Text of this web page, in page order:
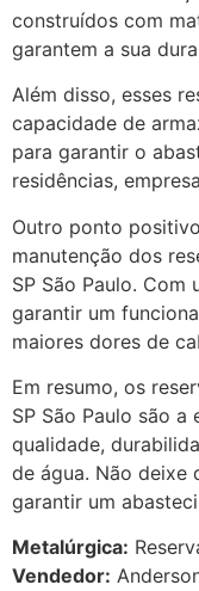
construídos com
garantem a sua
Além disso, esses
capacidade de
para garantir o
residências,
Outro ponto
manutenção dos
SP São Paulo. Com
garantir um
maiores dores de
Em resumo, os
SP São Paulo são
qualidade,
de água. Não deixe
garantir um
Metalúrgica:
Vendedor: